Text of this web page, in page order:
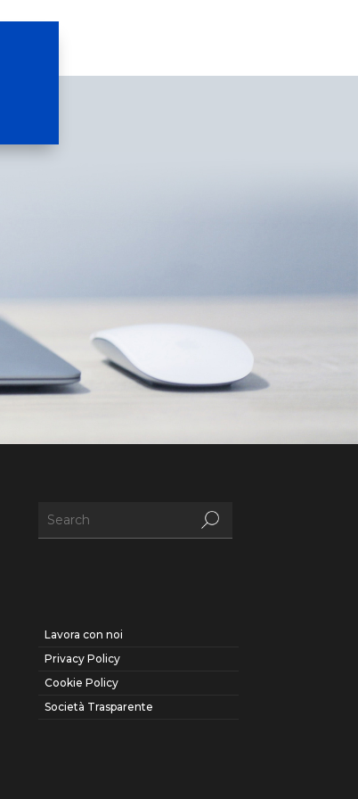
Lavora con noi
Privacy Policy
Cookie Policy
Società Trasparente